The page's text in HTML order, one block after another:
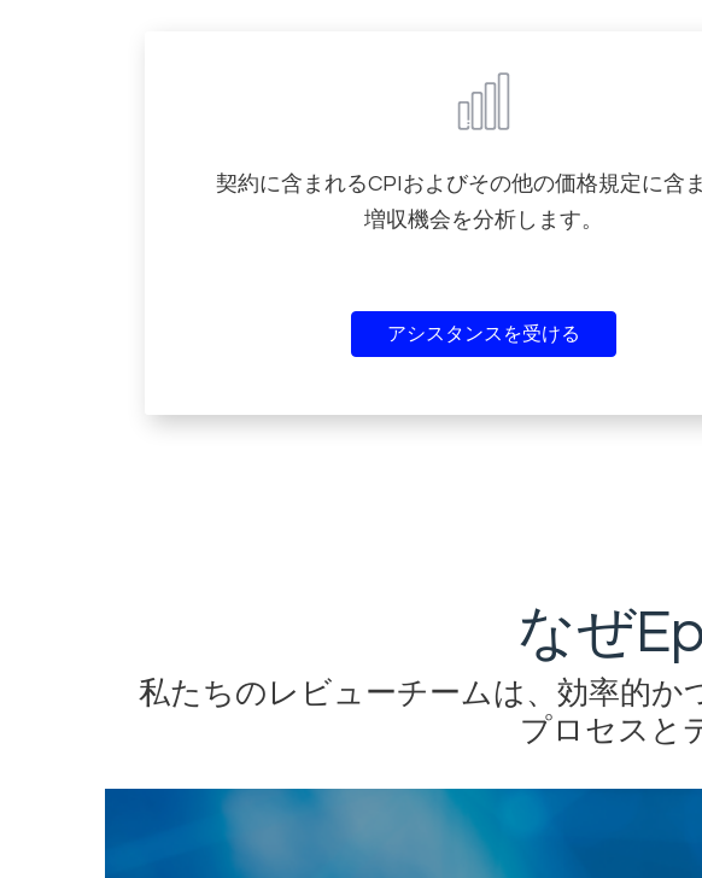
契約に含まれるCPIおよびその他の価格規定に含
増収機会を分析します。
アシスタンスを受ける
なぜ
私たちのレビューチームは、効率的か
プロセスと